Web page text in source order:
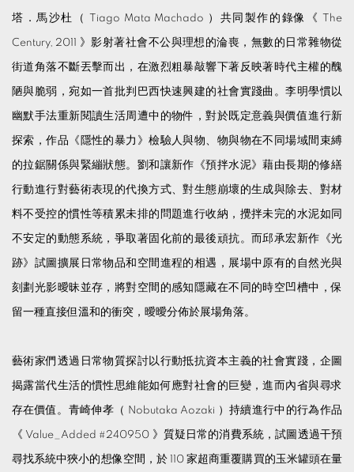
塔．馬沙杜（ Tiago Mata Machado ）共同製作的錄像《 The
Century, 2011 》影射著社會不公與理想的淪喪，無數的日常雜物從
街道角落不斷丟擊而出，在激烈粗暴敲響下著反映著時代主權的醜
陋與脆弱，宛如一首批判巴西快速興建的社會實踐曲。李明學慣以
幽默手法重新閱讀生活周遭中的物件，對於既定意義與價值進行新
探索，作品《隱性的暴力》檢驗人與物、物與物在不同場域間束縛
的拉鋸關係與緊繃狀態。劉和讓新作《預拌水泥》藉由長期的修繕
行動進行對藝術表現的代換方式、對生態崩壞的生成與除去、對材
料不受控的慣性等積累未排的問題進行收納，攪拌未完的水泥如同
不安定的動態系統，爭取著固化前的最後頑抗。而邱承宏新作《光
跡》試圖擴展日常物品和空間進程的相遇，展場中原有的自然光與
刻劃光影曖昧並存，將對空間的感知隱藏在不同的時空凹槽中，保
留一種直接但溫和的衝突，曖曖分佈於展場角落。
藝術家們透過日常物質探討以行動抵抗資本主義的社會實踐，企圖
揭露當代生活的慣性思維能如何應對社會的巨變，進而內省與尋求
存在價值。青崎伸孝（ Nobutaka Aozaki ）持續進行中的行為作品
《 Value_Added #240950 》質疑日常的消費系統，試圖透過干預
尋找系統中狹小的想像空間，於 110 家超商重覆購買的玉米罐頭在量